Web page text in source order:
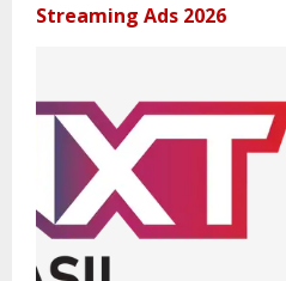
Streaming Ads 2026